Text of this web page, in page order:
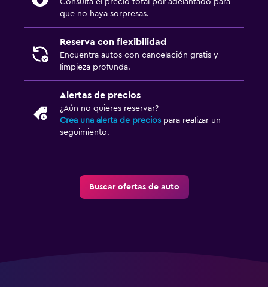
Consulta el precio total por adelantado para
que no haya sorpresas.
Reserva con flexibilidad
Encuentra autos con cancelación gratis y
limpieza profunda.
Alertas de precios
¿Aún no quieres reservar?
Crea una alerta de precios para realizar un
seguimiento.
Buscar ofertas de auto